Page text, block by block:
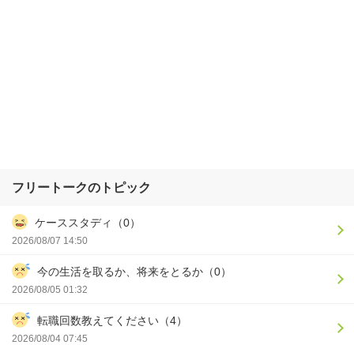
フリートークのトピック
ケーススタディ（0）
2026/08/07 14:50
今の生活を取るか、将来をとるか（0）
2026/08/05 01:32
転職回数教えてください（4）
2026/08/04 07:45